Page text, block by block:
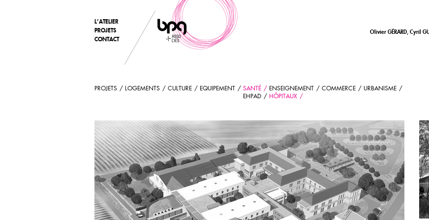
L’ATELIER
PROJETS
CONTACT
Olivier GÉRARD, Cyril
PROJETS LOGEMENTS CULTURE EQUIPEMENT
SANTÉ
EHPAD
HÔPITAUX
ENSEIGNEMENT COMMERCE URBANISME
SSR DE BARBEZIEUX